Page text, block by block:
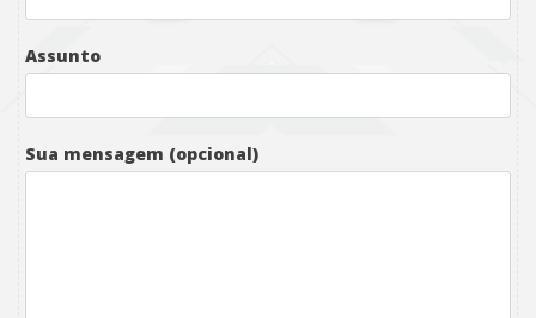
Assunto
Sua mensagem (opcional)